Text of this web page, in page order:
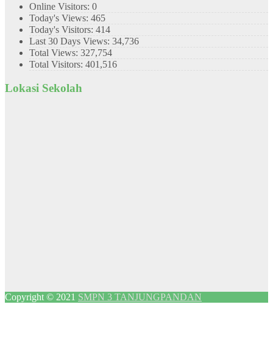
Online Visitors: 0
Today's Views: 465
Today's Visitors: 414
Last 30 Days Views: 34,736
Total Views: 327,754
Total Visitors: 401,516
Lokasi Sekolah
Copyright © 2021 SMPN 3 TANJUNGPANDAN